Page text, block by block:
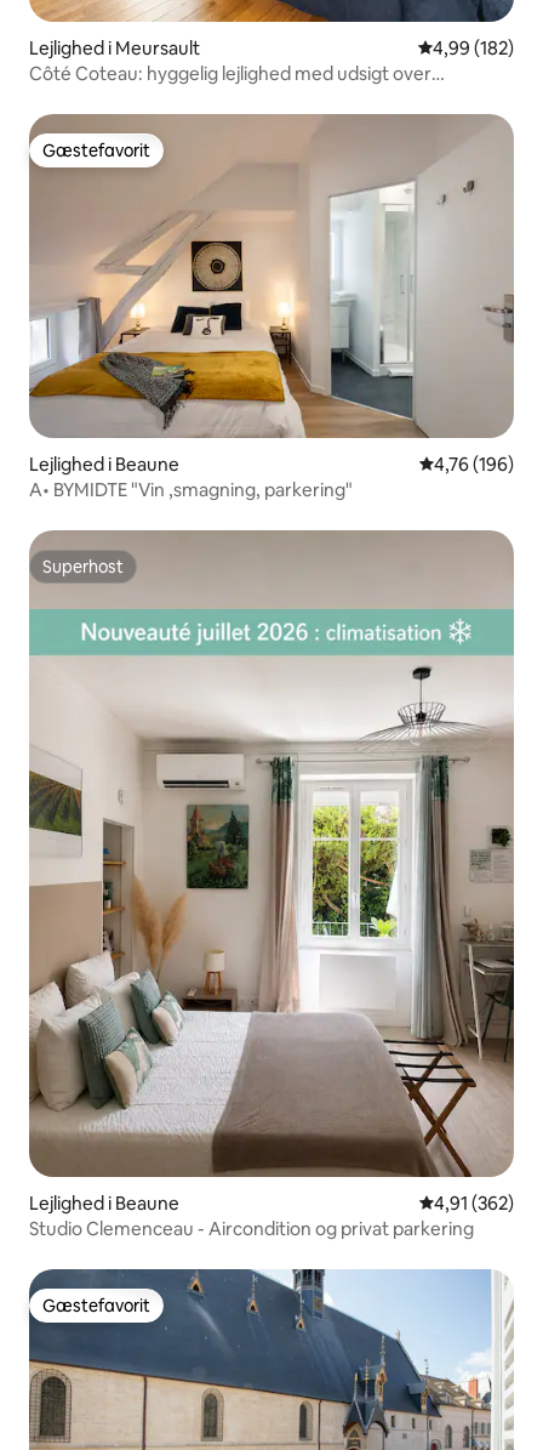
Lejlighed i Meursault 4,99 ud af 5 i
4,99 (182)
Côté Coteau: hyggelig lejlighed med udsigt over
Gæstefavorit
Gæstefavorit
Lejlighed i Beaune 4,76 ud af 5 i
4,76 (196)
A• BYMIDTE "Vin ,smagning, parkering"
Superhost
Superhost
Lejlighed i Beaune 4,91 ud af 5 i
4,91 (362)
Studio Clemenceau - Aircondition og privat parkering
Gæstefavorit
Gæstefavorit